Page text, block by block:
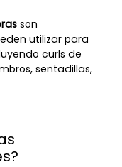
son
utilizar para
curls de
sentadillas,